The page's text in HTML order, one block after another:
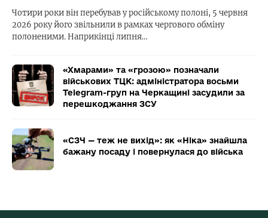
Чотири роки він перебував у російському полоні, 5 червня
2026 року його звільнили в рамках чергового обміну
полоненими. Наприкінці липня…
«Хмарами» та «грозою» позначали
військових ТЦК: адміністратора восьми
Telegram-груп на Черкащині засудили за
перешкоджання ЗСУ
«СЗЧ — теж не вихід»: як «Ніка» знайшла
бажану посаду і повернулася до війська